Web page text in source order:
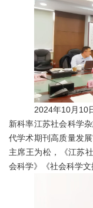
2024年10月 10
新科率江苏社会科学
代学术期刊高质量发
主席王为松，《江苏
会科学》《社会科学文